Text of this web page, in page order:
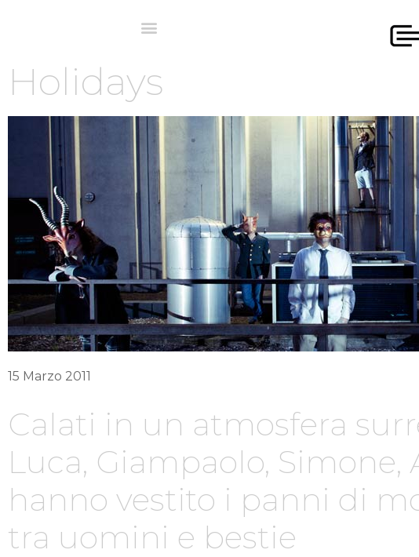
Holidays
15 Marzo 2011
Calati in un atmosfera
Luca, Giampaolo,
hanno vestito i panni di
tra uomini e bestie